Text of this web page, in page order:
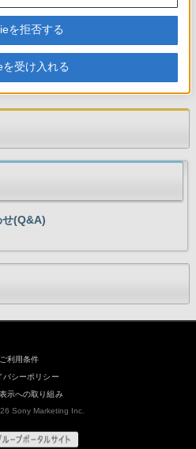
法図
せ(Q&A)
ご利用条件
バシーポリシー
示への取り組み
Sony Marketing Inc.
を拒否する
受け入れる